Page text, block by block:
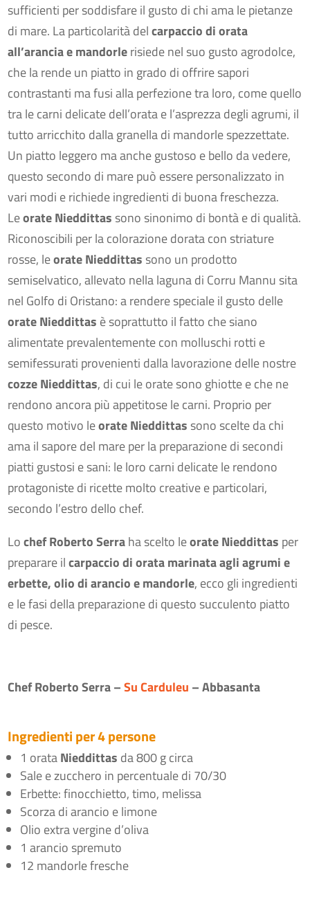
sufficienti per soddisfare il gusto di chi ama le pietanze
di mare. La particolarità delcarpaccio di orata
all’arancia e mandorlerisiede nel suo gusto agrodolce,
che la rende un piatto in grado di offrire sapori
contrastanti ma fusi alla perfezione tra loro, come quello
tra le carni delicate dell’orata e l’asprezza degli agrumi, il
tutto arricchito dalla granella di mandorle spezzettate.
Un piatto leggero ma anche gustoso e bello da vedere,
questo secondo di mare può essere personalizzato in
vari modi e richiede ingredienti di buona freschezza.
Leorate Nieddittas sono sinonimo di bontà e di qualità.
Riconoscibili per la colorazione dorata con striature
rosse, leorate Nieddittas sono un prodotto
semiselvatico, allevato nella laguna di Corru Mannu sita
nel Golfo di Oristano: a rendere speciale il gusto delle
orate Nieddittas è soprattutto il fatto che siano
alimentate prevalentemente con molluschi rotti e
semifessurati provenienti dalla lavorazione delle nostre
cozze Nieddittas, di cui le orate sono ghiotte e che ne
rendono ancora più appetitose le carni. Proprio per
questo motivo leorate Nieddittas sono scelte da chi
ama il sapore del mare per la preparazione di secondi
piatti gustosi e sani: le loro carni delicate le rendono
protagoniste di ricette molto creative e particolari,
secondo l’estro dello chef.
Lochef Roberto Serraha scelto leorate Nieddittas per
preparare ilcarpaccio di orata marinata agli agrumi e
erbette, olio di arancio e mandorle, ecco gli ingredienti
e le fasi della preparazione di questo succulento piatto
di pesce.
Chef Roberto Serra –Su Carduleu – Abbasanta
Ingredienti per 4 persone
1 orataNieddittas da 800 g circa
Sale e zucchero in percentuale di 70/30
Erbette: finocchietto, timo, melissa
Scorza di arancio e limone
Olio extra vergine d’oliva
1 arancio spremuto
12 mandorle fresche